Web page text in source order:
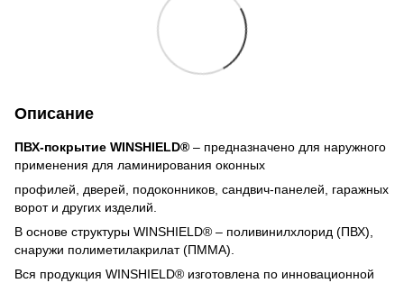
Описание
ПВХ-покрытие WINSHIELD® – предназначено для наружного
применения для ламинирования оконных
профилей, дверей, подоконников, сандвич-панелей, гаражных
ворот и других изделий.
В основе структуры WINSHIELD® – поливинилхлорид (ПВХ),
снаружи полиметилакрилат (ПММА).
Вся продукция WINSHIELD® изготовлена ​​по инновационной